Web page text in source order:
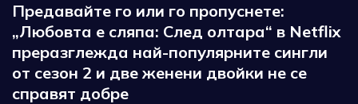
Предавайте го или го пропуснете:
„Любовта е сляпа: След олтара“ в Netflix
преразглежда най-популярните сингли
от сезон 2 и две женени двойки не се
справят добре